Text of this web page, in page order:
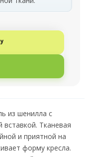
из шенилла с
Тканевая
и приятной на
форму кресла.